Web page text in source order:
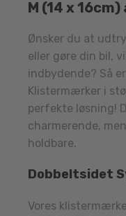
M (14 x
Ønsker du at
eller gøre din bil,
indbydende? Så
Klistermærker i
perfekte løsning!
charmerende,
holdbare.
Dobbeltsidet
Vores